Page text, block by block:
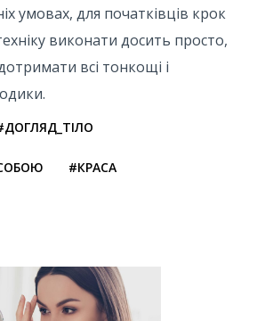
умовах, для початківців крок
виконати досить просто,
всі тонкощі і
#КРАСА